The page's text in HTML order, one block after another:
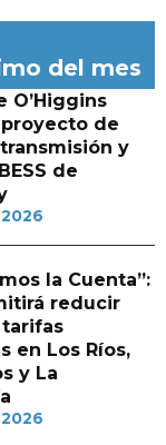
del mes
O’Higgins
de
y
de
la Cuenta”:
reducir
en Los Ríos,
y La